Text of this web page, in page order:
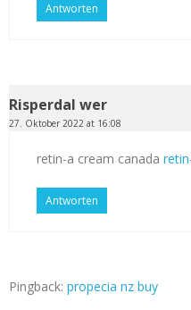
Antworten
Risperdal wer
27. Oktober 2022 at 16:08
retin-a cream canada
Antworten
Pingback: propecia nz buy